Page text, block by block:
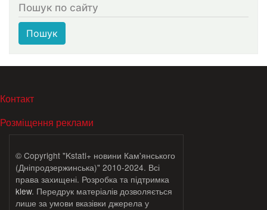
Пошук по сайту
Пошук
МЕНЮ В ПОДВАЛЕ
Контакт
Розміщення реклами
© Copyright "Kstati+ новини Кам'янського
(Дніпродзержинська)" 2010-2024. Всі
права захищені. Розробка та підтримка
klew. Передрук матеріалів дозволяється
лише за умови вказівки джерела у